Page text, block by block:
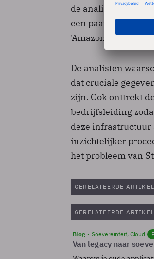
de analisten. Een
een paar tientjes
'Amazon'.
De analisten
dat cruciale
zijn. Ook onttrekt
bedrijfsleiding
deze infrastructuur
inzichtelijker
het probleem van
GERELATEERDE
GERELATEERDE
Blog Soevereinteit, Cloud
Van legacy naar